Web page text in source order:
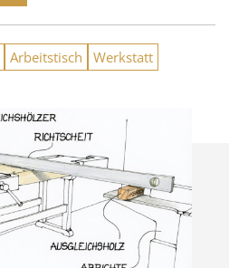
Arbeitstisch Werkstatt